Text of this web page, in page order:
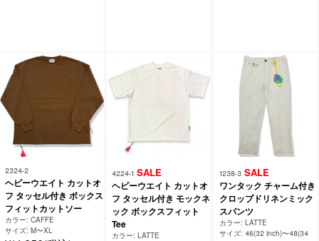
2324-2
ヘビーウエイト カットオ
フ タッセル付き ボックス
フィットカットソー
カラー: CAFFE
サイズ: M〜XL
4224-1 SALE
ヘビーウエイト カットオ
フ タッセル付き モックネ
ック ボックスフィット
Tee
カラー: LATTE
1238-3 SALE
ワンタック チャーム付き
クロップドリネンミック
スパンツ
カラー: LATTE
サイズ: 46(32 inch)〜48(34